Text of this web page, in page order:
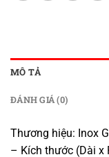
MÔ TẢ
ĐÁNH GIÁ (0)
Thương hiệu: Inox
– Kích thước (Dài x